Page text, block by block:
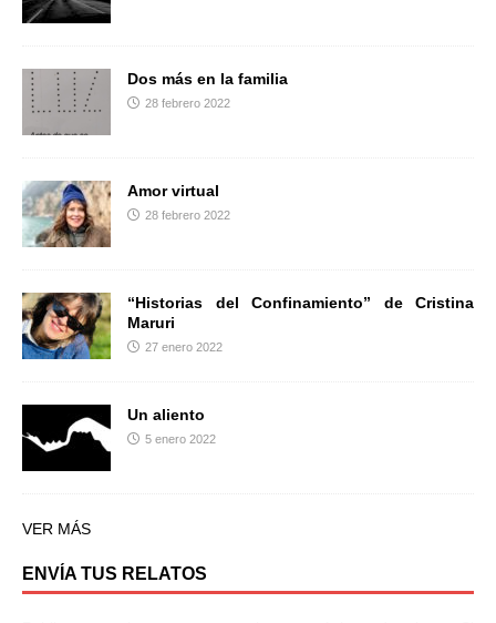
Dos más en la familia
28 febrero 2022
Amor virtual
28 febrero 2022
“Historias del Confinamiento” de Cristina
Maruri
27 enero 2022
Un aliento
5 enero 2022
VER MÁS
ENVÍA TUS RELATOS